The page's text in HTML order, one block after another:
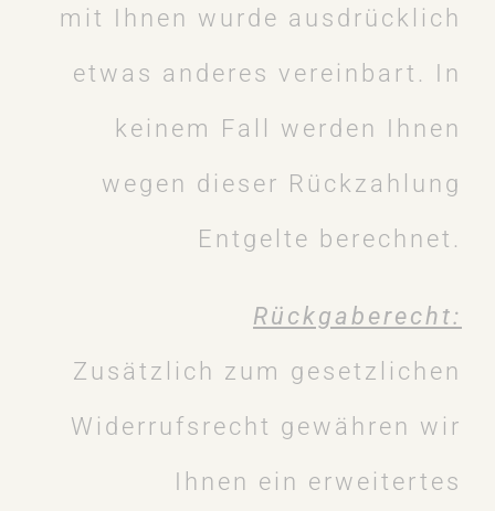
mit Ihnen wurde ausdrücklich
etwas anderes vereinbart. In
keinem Fall werden Ihnen
wegen dieser Rückzahlung
Entgelte berechnet.
Rückgaberecht:
Zusätzlich zum gesetzlichen
Widerrufsrecht gewähren wir
Ihnen ein erweitertes